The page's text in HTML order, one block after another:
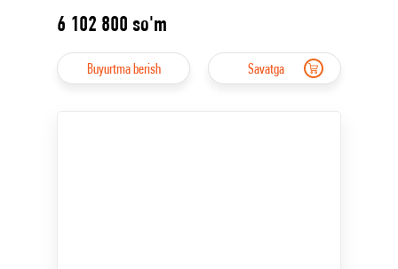
6 102 800 so'm
Buyurtma berish Savatga